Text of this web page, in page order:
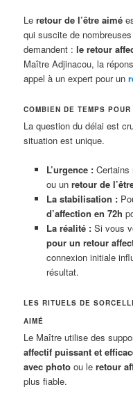
Leretour de l’être aimé
qui suscite de
demandent :le retour
Maître Adjinacou, la
appel à un expert pour un
COMBIEN DE TEMPS
La question du délai est
situation est unique.
L’urgence :Certains
ou un retour de
La stabilisation :
d’affection en 72h
La réalité :Si vous
pour un retour
connexion initiale
résultat.
LES RITUELS DE
AIMÉ
Le Maître utilise des
affectif puissant et
avec photo ou leretour
plus fiable.